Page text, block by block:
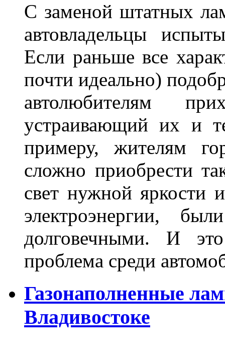
С заменой штатных
автовладельцы
Если раньше все
почти идеально)
автолюбителям
устраивающий их и
примеру, жителям
сложно приобрести
свет нужной яркости
электроэнергии,
долговечными. И
проблема среди
Газонаполненные
Владивостоке